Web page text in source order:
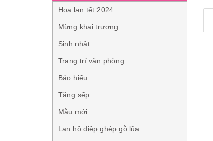
Hoa lan tết 2024
Mừng khai trương
Sinh nhật
Trang trí văn phòng
Báo hiếu
Tặng sếp
Mẫu mới
Lan hồ điệp ghép gỗ lũa